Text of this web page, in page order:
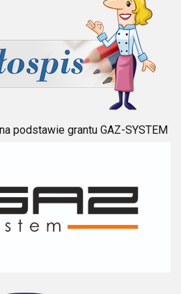
podstawie grantu GAZ-SYSTEM